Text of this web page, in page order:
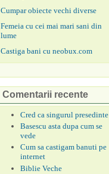
Cumpar obiecte vechi diverse
Femeia cu cei mai mari sani din
lume
Castiga bani cu neobux.com
Comentarii recente
Cred ca singurul presedinte
Basescu asta dupa cum se
vede
Cum sa castigam banuti pe
internet
Biblie Veche